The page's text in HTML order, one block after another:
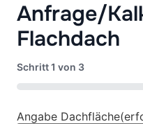
Anfrage/
Flachdach
Schritt1 von 3
0%
Angabe Dachfläche